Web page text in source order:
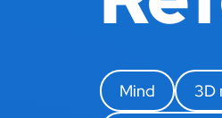
3D
Mind